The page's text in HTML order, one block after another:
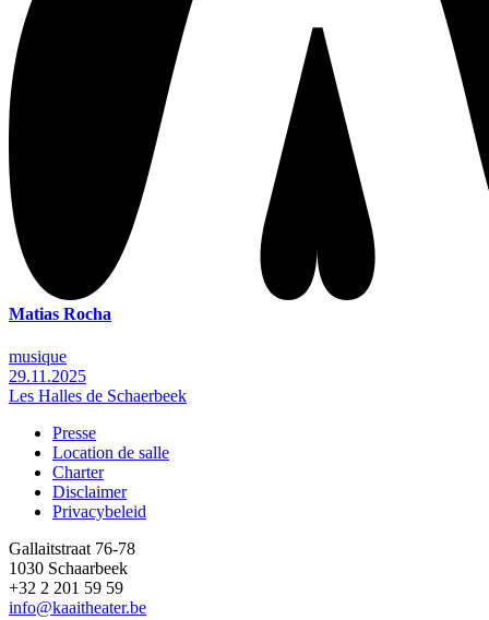
Matias Rocha
musique
29.11.2025
Les Halles de Schaerbeek
Footer
Presse
Location de salle
Charter
Disclaimer
Privacybeleid
Gallaitstraat 76-78
1030 Schaarbeek
+32 2 201 59 59
info@kaaitheater.be